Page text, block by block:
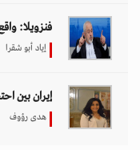
فنزويلا:
إياد أبو شقرا
إيران بين
هدى رؤوف